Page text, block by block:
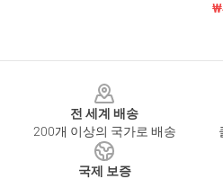
전 세계 배송
200개 이상의 국가로 배송
국제 보증